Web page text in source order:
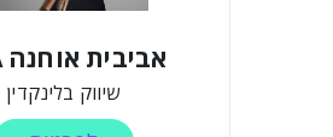
אביבית אוחנה VIA
שיווק בלינקדין